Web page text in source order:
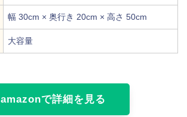
幅 30cm × 奥行き 20cm × 高さ 50cm
大容量
amazonで詳細を見る